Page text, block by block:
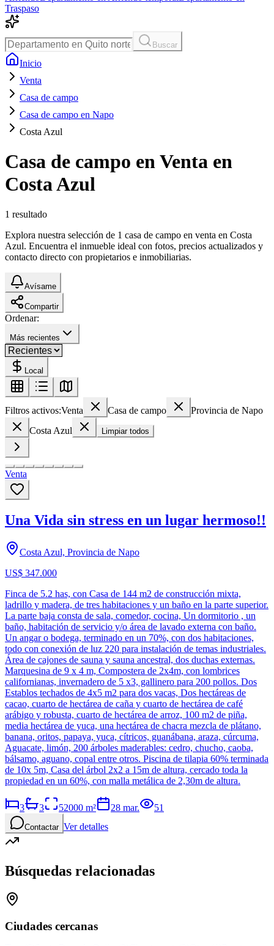
Traspaso
Buscar
Inicio
Venta
Casa de campo
Casa de campo en Napo
Costa Azul
Casa de campo en Venta en
Costa Azul
1 resultado
Explora nuestra selección de 1 casa de campo en venta en Costa
Azul. Encuentra el inmueble ideal con fotos, precios actualizados y
contacto directo con propietarios e inmobiliarias.
Avísame
Compartir
Ordenar:
Más recientes
Local
Filtros activos:Venta Casa de campo
Provincia de Napo
Costa Azul
Limpiar todos
Venta
Una Vida sin stress en un lugar hermoso!!
Costa Azul, Provincia de Napo
US$ 347.000
Finca de 5.2 has, con Casa de 144 m2 de construcción mixta,
ladrillo y madera, de tres habitaciones y un baño en la parte superior.
La parte baja consta de sala, comedor, cocina, Un dormitorio , un
baño, habitación de servicio y/o área de lavado externa con baño.
Un angar o bodega, terminado en un 70%, con dos habitaciones,
todo con conexión de luz 220 para instalación de temas industriales.
Área de cajones de sauna y sauna ancestral, dos duchas externas.
Marquesina de 9 x 4 m, Compostera de 2x4m, con lombrices
californianas, invernadero de 5 x3, gallinero para 200 pollos. Dos
Establos techados de 4x5 m2 para dos vacas, Dos hectáreas de
cacao, cuarto de hectárea de caña y cuarto de hectárea de café
arábigo y robusta, cuarto de hectárea de arroz, 100 m2 de piña,
media hectárea de yuca, una hectárea de chacra mezcla de plátano,
banana, oritos, papaya, yuca, cítricos, guanábana, araza, cúrcuma,
Aguacate, limón, 200 árboles maderables: cedro, chucho, caoba,
bálsamo, aguano, copal entre otros. Piscina de tilapia 60% terminada
de 10x 5m, Casa del árbol 2x2 a 15m de altura, cercado toda la
propiedad en un 60%, con malla metálica de 2,30m de altura.
3 3 52000 m² 28 mar. 51
Contactar Ver detalles
Búsquedas relacionadas
Ciudades cercanas